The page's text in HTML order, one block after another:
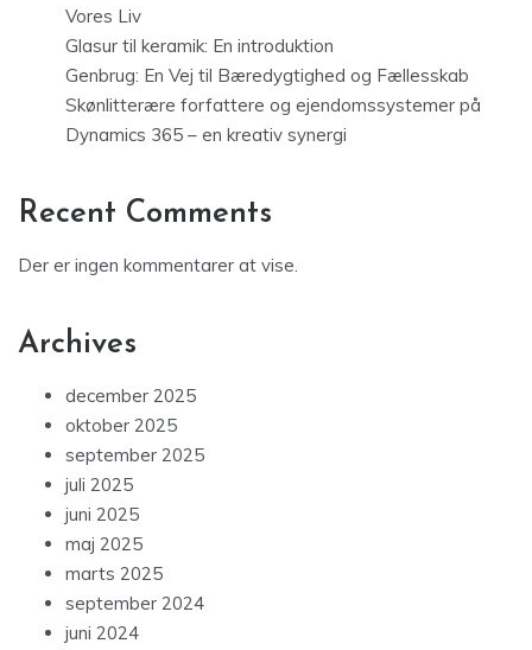
Vores Liv
Glasur til keramik: En introduktion
Genbrug: En Vej til Bæredygtighed og Fællesskab
Skønlitterære forfattere og ejendomssystemer på
Dynamics 365 – en kreativ synergi
Recent Comments
Der er ingen kommentarer at vise.
Archives
december 2025
oktober 2025
september 2025
juli 2025
juni 2025
maj 2025
marts 2025
september 2024
juni 2024